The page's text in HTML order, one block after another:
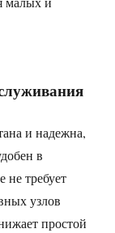
и надежна,
в
не требует
узлов
простой